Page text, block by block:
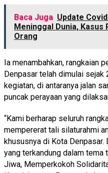
Baca Juga Update
Meninggal Dunia,
Orang
Ia menambahkan, rangkaian
Denpasar telah dimulai
kegiatan, di antaranya jalan
puncak perayaan yang
“Kami berharap seluruh
mempererat tali silaturahmi
khususnya di Kota
yang terkandung dalam tema
Jiwa, Memperkokoh